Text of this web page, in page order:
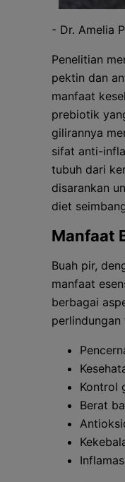
- Dr. Amelia
Penelitian
pektin dan
manfaat
prebiotik
gilirannya
sifat anti-
tubuh dari
disarankan
diet
Manfaat
Buah pir,
manfaat
berbagai
Kontrol
Berat